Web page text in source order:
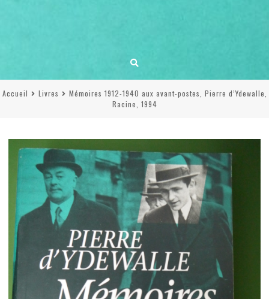
Accueil Livres
Mémoires 1912-1940 aux avant-postes, Pierre d’Ydewalle,
Racine, 1994